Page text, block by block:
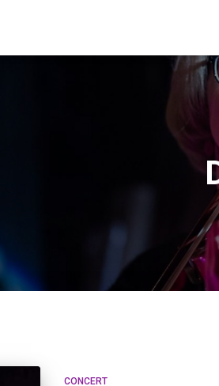
CONCERT